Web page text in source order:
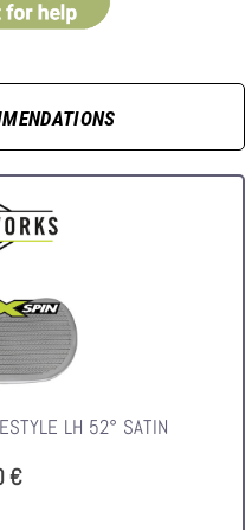
LH 52° SATIN
€